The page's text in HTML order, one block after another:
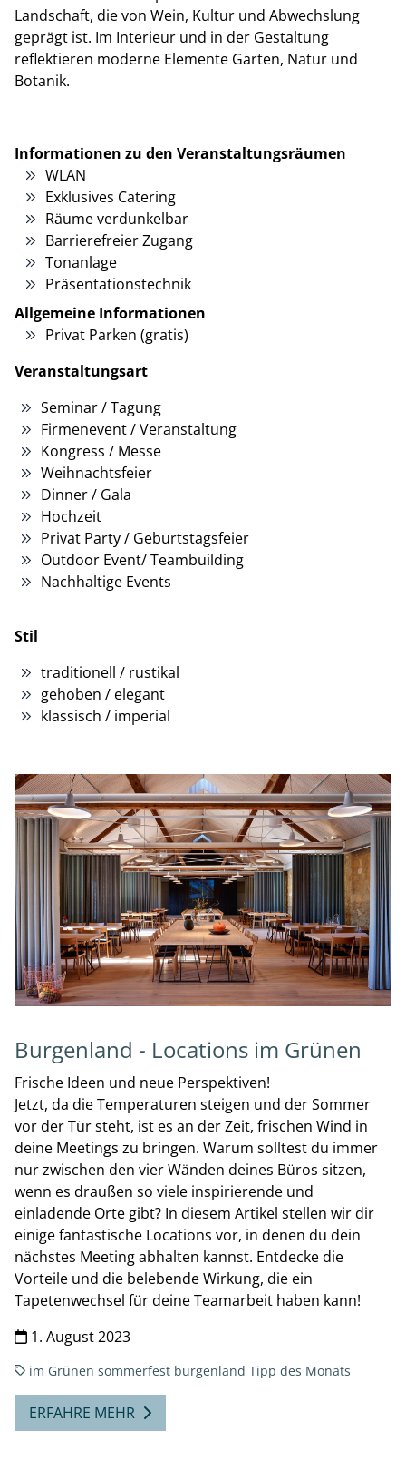
Landschaft, die von Wein, Kultur und Abwechslung
geprägt ist. Im Interieur und in der Gestaltung
reflektieren moderne Elemente Garten, Natur und
Botanik.
Informationen zu den Veranstaltungsräumen
WLAN
Exklusives Catering
Räume verdunkelbar
Barrierefreier Zugang
Tonanlage
Präsentationstechnik
Allgemeine Informationen
Privat Parken (gratis)
Veranstaltungsart
Seminar / Tagung
Firmenevent / Veranstaltung
Kongress / Messe
Weihnachtsfeier
Dinner / Gala
Hochzeit
Privat Party / Geburtstagsfeier
Outdoor Event/ Teambuilding
Nachhaltige Events
Stil
traditionell / rustikal
gehoben / elegant
klassisch / imperial
Burgenland - Locations im Grünen
Frische Ideen und neue Perspektiven!
Jetzt, da die Temperaturen steigen und der Sommer
vor der Tür steht, ist es an der Zeit, frischen Wind in
deine Meetings zu bringen. Warum solltest du immer
nur zwischen den vier Wänden deines Büros sitzen,
wenn es draußen so viele inspirierende und
einladende Orte gibt? In diesem Artikel stellen wir dir
einige fantastische Locations vor, in denen du dein
nächstes Meeting abhalten kannst. Entdecke die
Vorteile und die belebende Wirkung, die ein
Tapetenwechsel für deine Teamarbeit haben kann!
1. August 2023
im Grünen sommerfest burgenland Tipp des Monats
ERFAHRE MEHR